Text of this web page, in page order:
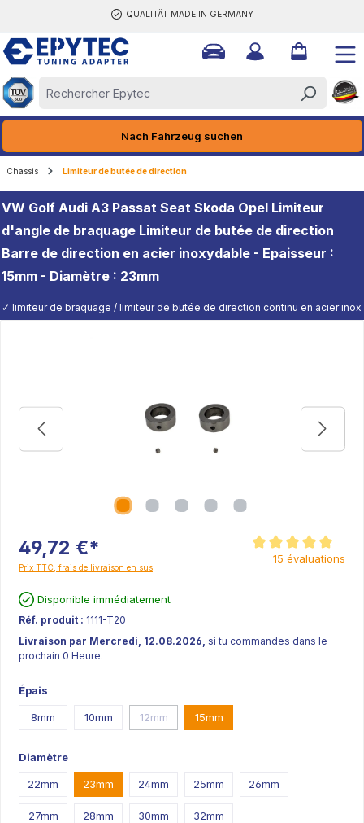
QUALITÄT MADE IN GERMANY
Nach Fahrzeug suchen
Chassis Limiteur de butée de direction
VW Golf Audi A3 Passat Seat Skoda Opel Limiteur
d'angle de braquage Limiteur de butée de direction
Barre de direction en acier inoxydable - Epaisseur :
15mm - Diamètre : 23mm
✓ limiteur de braquage / limiteur de butée de direction continu en acier
49,72 €*
Prix TTC, frais de livraison en sus
Note moyenne de 5
15 évaluations
Disponible immédiatement
Réf. produit : 1111-T20
Livraison par Mercredi, 12.08.2026, si tu commandes dans le
prochain 0 Heure.
Épais
8mm 10mm 12mm 15mm
Diamètre
22mm 23mm 24mm 25mm 26mm
27mm 28mm 30mm 32mm